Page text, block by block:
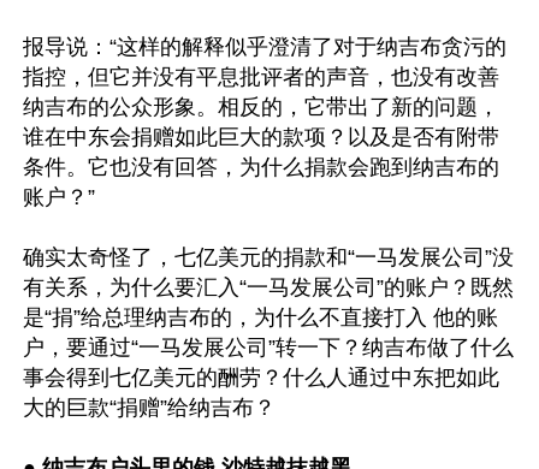
报导说：“这样的解释似乎澄清了对于纳吉布贪污的
指控，但它并没有平息批评者的声音，也没有改善
纳吉布的公众形象。相反的，它带出了新的问题，
谁在中东会捐赠如此巨大的款项？以及是否有附带
条件。它也没有回答，为什么捐款会跑到纳吉布的
账户？”
确实太奇怪了，七亿美元的捐款和“一马发展公司”没
有关系，为什么要汇入“一马发展公司”的账户？既然
是“捐”给总理纳吉布的，为什么不直接打入 他的账
户，要通过“一马发展公司”转一下？纳吉布做了什么
事会得到七亿美元的酬劳？什么人通过中东把如此
大的巨款“捐赠”给纳吉布？